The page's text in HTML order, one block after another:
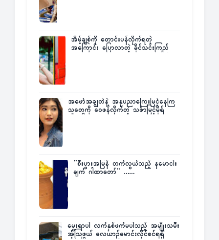
အိမ့်ချစ်ကို တောင်းပန်လိုက်ရတဲ့
အကြောင်း ပြောလာတဲ့ ခိုင်သင်းကြည်
အဖော်အချွတ်နဲ့ အနုပညာကြေးမြင့်နေကြ
သူတွေကို ဝေဖန်လိုက်တဲ့ သင်္ဇာမြင့်မိုရ်
”စီးပွားအမြန် တက်လွယ်သည့် နမောငါး
ချက် ဂါထာတော်” ……
မွေးရာပါ လက်နှစ်ဖက်မပါသည့် အမျိုးသမီး
အံ့သြဖွယ် လေယာဉ်မောင်းလိုင်စင်ရရှိ